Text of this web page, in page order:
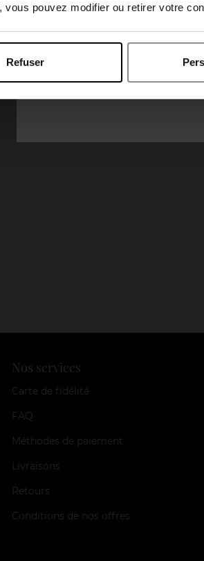
vous pouvez modifier ou retirer votre
Refuser
Nos services
Carte de fidélité
FAQ
Méthodes de paiement
Livraisons
Retours
Conditions de nos offres